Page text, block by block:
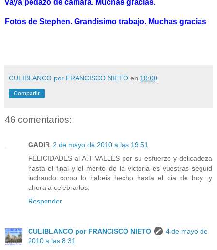
vaya pedazo de camara. Muchas gracias.
Fotos de Stephen. Grandisimo trabajo. Muchas gracias
CULIBLANCO por FRANCISCO NIETO en 18:00
Compartir
46 comentarios:
GADIR 2 de mayo de 2010 a las 19:51
FELICIDADES al A.T VALLES por su esfuerzo y delicadeza
hasta el final y el merito de la victoria es vuestras seguid
luchando como lo habeis hecho hasta el dia de hoy .y
ahora a celebrarlos.
Responder
CULIBLANCO por FRANCISCO NIETO
4 de mayo de
2010 a las 8:31